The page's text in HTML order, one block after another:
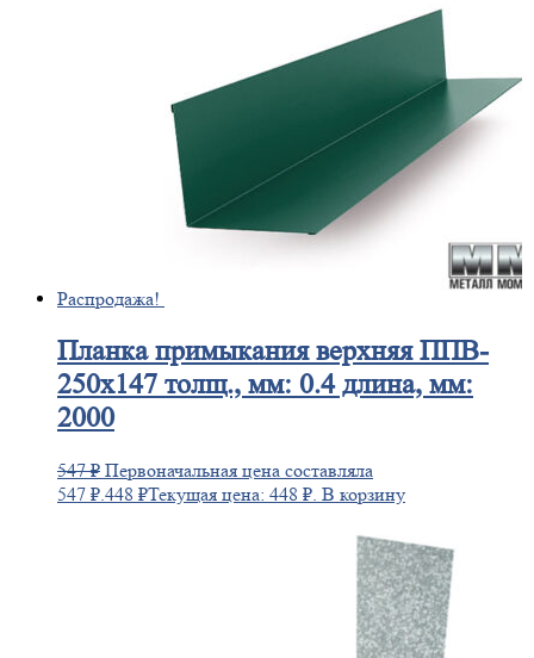
Распродажа!
Планкапримыкания верхняя ППВ-
250х147 толщ., мм: 0.4 длина, мм:
2000
547₽ Первоначальная цена составляла
547 ₽.448 ₽Текущая цена: 448 ₽. В корзину